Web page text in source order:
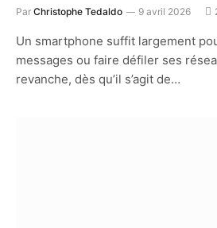
Par Christophe Tedaldo 9 avril 2026
Un smartphone suffit largement
messages ou faire défiler ses
revanche, dès qu’il s’agit de…